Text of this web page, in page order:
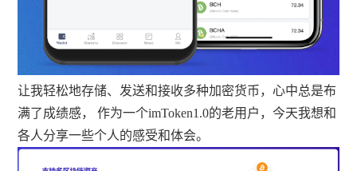
让我轻松地存储、发送和接收多种加密货币，心中总是布
满了成绩感， 作为一个imToken1.0的老用户，今天我想和
各人分享一些个人的感受和体会。